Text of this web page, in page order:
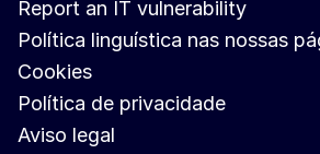
Report an IT vulnerability
Política linguística nas nossas
Cookies
Política de privacidade
Aviso legal